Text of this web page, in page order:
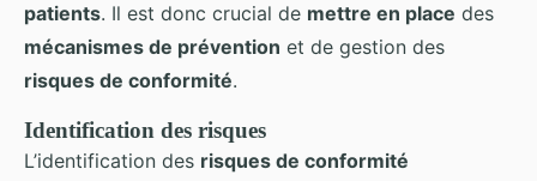
patients. Il est donc crucial de mettre en place des
mécanismes de prévention et de gestion des
risques de conformité.
Identification des risques
L’identification des risques de conformité